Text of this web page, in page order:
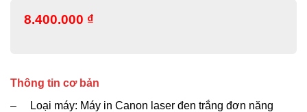
8.400.000 ₫
Thông tin cơ bản
– Loại máy: Máy in Canon laser đen trắng đơn năng